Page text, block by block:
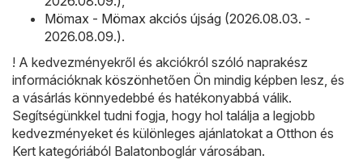
Mömax - Mömax akciós újság (2026.08.03. -
2026.08.09.).
! A kedvezményekről és akciókról szóló naprakész
információknak köszönhetően Ön mindig képben lesz, és
a vásárlás könnyedebbé és hatékonyabbá válik.
Segítségünkkel tudni fogja, hogy hol találja a legjobb
kedvezményeket és különleges ajánlatokat a Otthon és
Kert kategóriából Balatonboglár városában.